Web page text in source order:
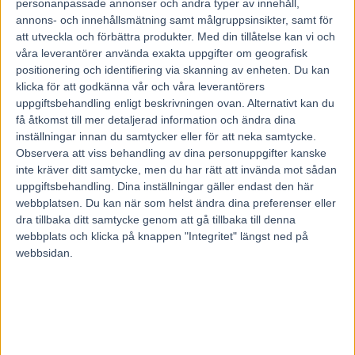
personanpassade annonser och andra typer av innehåll,
annons- och innehållsmätning samt målgruppsinsikter, samt för
att utveckla och förbättra produkter. Med din tillåtelse kan vi och
våra leverantörer använda exakta uppgifter om geografisk
positionering och identifiering via skanning av enheten. Du kan
klicka för att godkänna vår och våra leverantörers
uppgiftsbehandling enligt beskrivningen ovan. Alternativt kan du
få åtkomst till mer detaljerad information och ändra dina
inställningar innan du samtycker eller för att neka samtycke.
Observera att viss behandling av dina personuppgifter kanske
inte kräver ditt samtycke, men du har rätt att invända mot sådan
uppgiftsbehandling. Dina inställningar gäller endast den här
webbplatsen. Du kan när som helst ändra dina preferenser eller
dra tillbaka ditt samtycke genom att gå tillbaka till denna
webbplats och klicka på knappen "Integritet" längst ned på
webbsidan.
Selected News har hittat tillbaka
Vinnare som selas ut från Sundbergs stall behöver det
dock inte vara över med riktigt än. När V86® körs på
Solvalla den här onsdagen, en omgång som delas med
Jägersro, tar tränaren ut högklassige fyraåringen10
Selected News(V86-2).
Maharajah-sonen Selected News har alltid omgärdats av
ett mycket gott rykte. Under förra årets debutsäsong på
tävlingsbanan travade han in över 1,2 miljoner kronor och
avslutade säsongen med en bronsplats i Breeders Crown-
finalen.
Därför var förstås förhoppningarna stora inför året som